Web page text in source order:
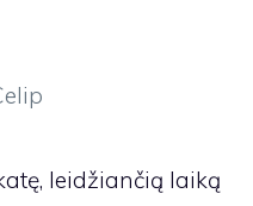
leidžiančią laiką